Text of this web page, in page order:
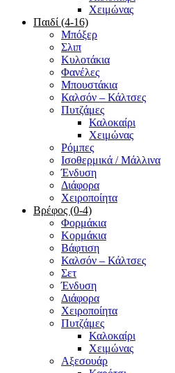
Χειμώνας
Παιδί (4-16)
Μπόξερ
Σλιπ
Κυλοτάκια
Φανέλες
Μπουστάκια
Καλσόν – Κάλτσες
Πυτζάμες
Καλοκαίρι
Χειμώνας
Ρόμπες
Ισοθερμικά / Μάλλινα
Ένδυση
Διάφορα
Χειροποίητα
Βρέφος (0-4)
Φορμάκια
Κορμάκια
Βάφτιση
Καλσόν – Κάλτσες
Σετ
Ένδυση
Διάφορα
Χειροποίητα
Πυτζάμες
Καλοκαίρι
Χειμώνας
Αξεσουάρ